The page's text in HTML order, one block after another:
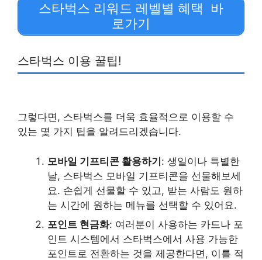
스타벅스 리워드 레벨별 혜택 바
로가기
스타벅스 이용 꿀팁!
그렇다면, 스타벅스를 더욱 효율적으로 이용할 수
있는 몇 가지 팁을 알려드리겠습니다.
모바일 기프티콘 활용하기: 생일이나 특별한
날, 스타벅스 모바일 기프티콘을 선물해보세
요. 손쉽게 선물할 수 있고, 받는 사람도 원하
는 시간에 원하는 메뉴를 선택할 수 있어요.
포인트 현금화: 여러분이 사용하는 카드나 포
인트 시스템에서 스타벅스에서 사용 가능한
포인트로 전환하는 것을 제공한다면, 이를 적